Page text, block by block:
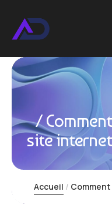
site
Accueil Comment